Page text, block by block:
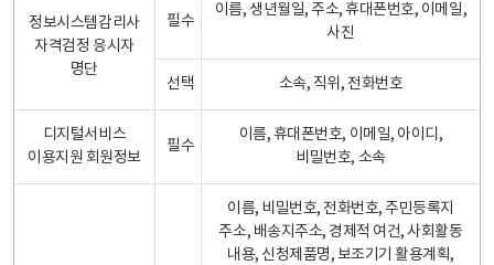
정보시스템감리사
자격검정 응시자
명단
필수
이름, 생년월일, 주소, 휴대폰번호, 이메일,
사진
선택 소속, 직위, 전화번호
디지털서비스
이용지원 회원정보
필수
이름, 휴대폰번호, 이메일, 아이디,
비밀번호, 소속
이름, 비밀번호, 전화번호, 주민등록지
주소, 배송지주소, 경제적 여건, 사회활동
내용, 신청제품명, 보조기기 활용계획,